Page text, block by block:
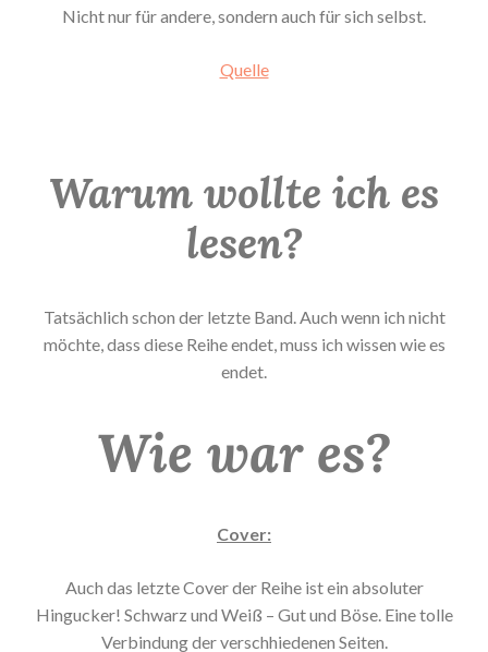
Nicht nur für andere, sondern auch für sich selbst.
Quelle
Warum wollte ich es
lesen?
Tatsächlich schon der letzte Band. Auch wenn ich nicht
möchte, dass diese Reihe endet, muss ich wissen wie es
endet.
Wie war es?
Cover:
Auch das letzte Cover der Reihe ist ein absoluter
Hingucker! Schwarz und Weiß – Gut und Böse. Eine tolle
Verbindung der verschhiedenen Seiten.